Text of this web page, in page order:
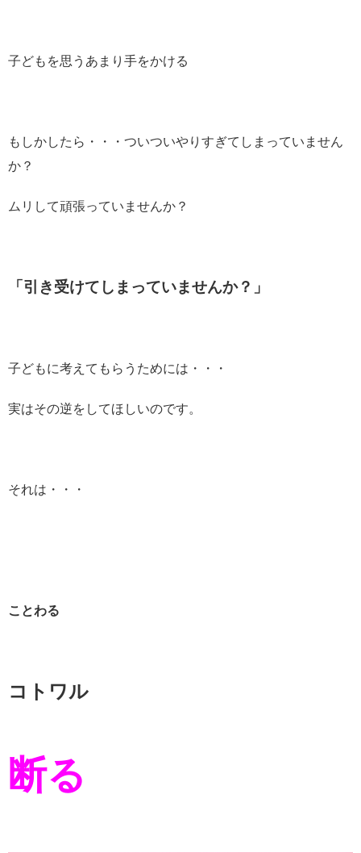
子どもを思うあまり手をかける
もしかしたら・・・ついついやりすぎてしまっていません
か？
ムリして頑張っていませんか？
「引き受けてしまっていませんか？」
子どもに考えてもらうためには・・・
実はその逆をしてほしいのです。
それは・・・
ことわる
コトワル
断る